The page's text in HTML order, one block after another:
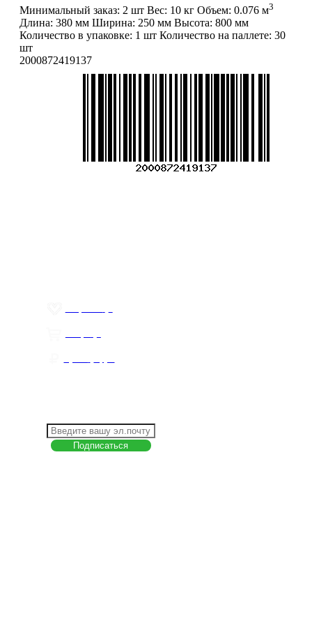
Минимальный заказ: 2 шт Вес: 10 кг Объем: 0.076 м3
Длина: 380 мм Ширина: 250 мм Высота: 800 мм
Количество в упаковке: 1 шт Количество на паллете: 30
шт
2000872419137